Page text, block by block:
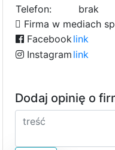
Telefon:
brak
Firma w mediach
Facebook link
Instagram link
Dodaj opinię o